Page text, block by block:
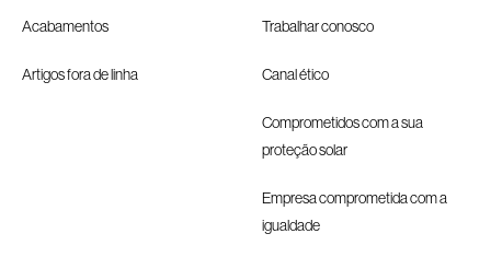
Acabamentos
Artigos fora de linha
Trabalhar conosco
Canal ético
Comprometidos com a sua
proteção solar
Empresa comprometida com a
igualdade